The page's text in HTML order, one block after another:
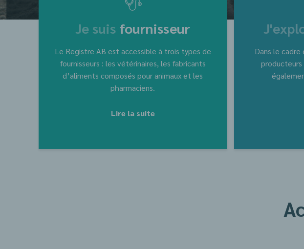
Je suis fournisseur
Le Registre AB est accessible à trois types de
fournisseurs : les vétérinaires, les fabricants
d’aliments composés pour animaux et les
pharmaciens.
Lire la suite
Dans le